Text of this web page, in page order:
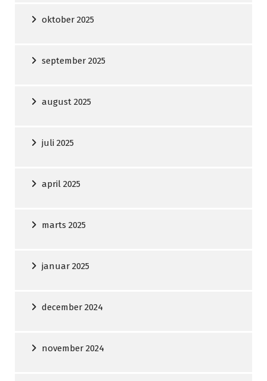
oktober 2025
september 2025
august 2025
juli 2025
april 2025
marts 2025
januar 2025
december 2024
november 2024